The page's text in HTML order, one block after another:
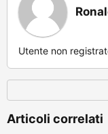
Utente non
Articoli correlati